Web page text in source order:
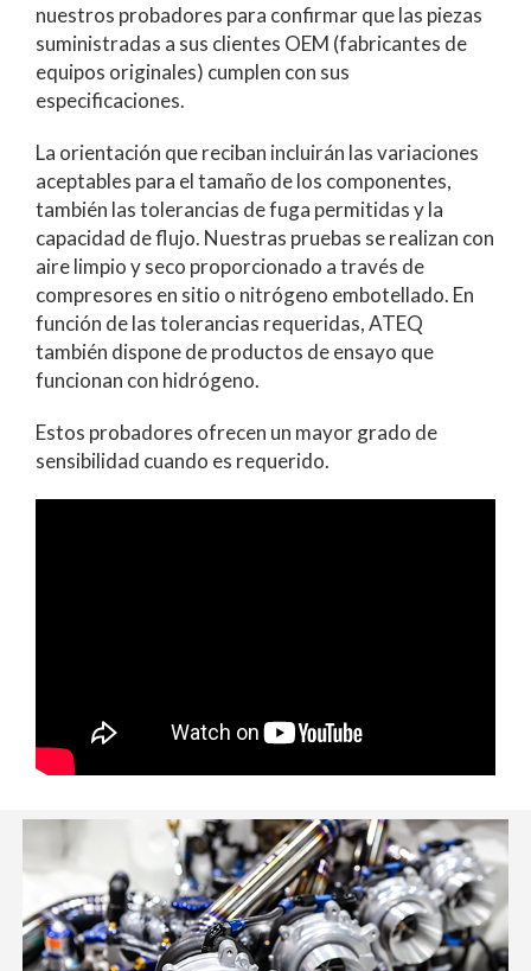
nuestros probadores para confirmar que las piezas
suministradas a sus clientes OEM (fabricantes de
equipos originales) cumplen con sus
especificaciones.
La orientación que reciban incluirán las variaciones
aceptables para el tamaño de los componentes,
también las tolerancias de fuga permitidas y la
capacidad de flujo. Nuestras pruebas se realizan con
aire limpio y seco proporcionado a través de
compresores en sitio o nitrógeno embotellado. En
función de las tolerancias requeridas, ATEQ
también dispone de productos de ensayo que
funcionan con hidrógeno.
Estos probadores ofrecen un mayor grado de
sensibilidad cuando es requerido.